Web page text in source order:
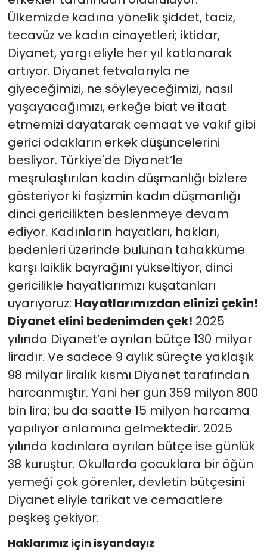
Ülkemizde kadına yönelik şiddet, taciz,
tecavüz ve kadın cinayetleri; iktidar,
Diyanet, yargı eliyle her yıl katlanarak
artıyor. Diyanet fetvalarıyla ne
giyeceğimizi, ne söyleyeceğimizi, nasıl
yaşayacağımızı, erkeğe biat ve itaat
etmemizi dayatarak cemaat ve vakıf gibi
gerici odakların erkek düşüncelerini
besliyor. Türkiye'de Diyanet’le
meşrulaştırılan kadın düşmanlığı bizlere
gösteriyor ki faşizmin kadın düşmanlığı
dinci gericilikten beslenmeye devam
ediyor. Kadınların hayatları, hakları,
bedenleri üzerinde bulunan tahakküme
karşı laiklik bayrağını yükseltiyor, dinci
gericilikle hayatlarımızı kuşatanları
uyarıyoruz: Hayatlarımızdan elinizi çekin!
Diyanet elini bedenimden çek! 2025
yılında Diyanet’e ayrılan bütçe 130 milyar
liradır. Ve sadece 9 aylık süreçte yaklaşık
98 milyar liralık kısmı Diyanet tarafından
harcanmıştır. Yani her gün 359 milyon 800
bin lira; bu da saatte 15 milyon harcama
yapılıyor anlamına gelmektedir. 2025
yılında kadınlara ayrılan bütçe ise günlük
38 kuruştur. Okullarda çocuklara bir öğün
yemeği çok görenler, devletin bütçesini
Diyanet eliyle tarikat ve cemaatlere
peşkeş çekiyor.
Haklarımız için isyandayız